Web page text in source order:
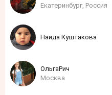
Екатеринбург, Россия
Наида Куштакова
ОльгаРич
Москва